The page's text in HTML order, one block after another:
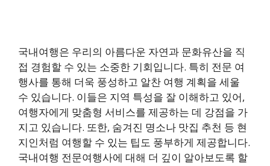
국내여행은 우리의 아름다운 자연과 문화유산을 직
접 경험할 수 있는 소중한 기회입니다. 특히 전문 여
행사를 통해 더욱 풍성하고 알찬 여행 계획을 세울
수 있습니다. 이들은 지역 특성을 잘 이해하고 있어,
여행자에게 맞춤형 서비스를 제공하는 데 강점을 가
지고 있습니다. 또한, 숨겨진 명소나 맛집 추천 등 현
지인처럼 여행할 수 있는 팁도 풍부하게 제공합니다.
국내여행 전문여행사에 대해 더 깊이 알아보도록 할